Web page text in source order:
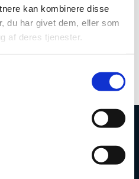
kan kombinere disse
du har givet dem, eller som
af deres tjenester.
afprøvede grønne
af et udvalg af AU-
er bl.a. at bidrage til at
til den grønne omstilling,